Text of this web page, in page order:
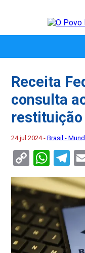
Receita
consulta
restituição
24 jul 2024 -Brasil -
Copy
Link